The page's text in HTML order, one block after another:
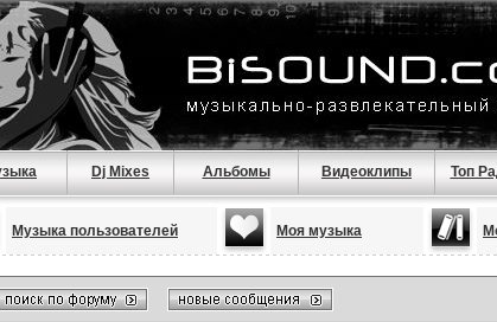
Dj Mixes Альбомы Видеоклипы Топ
Музыка пользователей Моя музыка